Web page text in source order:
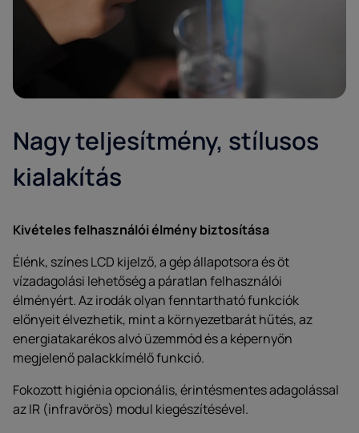
Nagy teljesítmény, stílusos
kialakítás
Kivételes felhasználói élmény biztosítása
Élénk, színes LCD kijelző, a gép állapotsora és öt
vízadagolási lehetőség a páratlan felhasználói
élményért. Az irodák olyan fenntartható funkciók
előnyeit élvezhetik, mint a környezetbarát hűtés, az
energiatakarékos alvó üzemmód és a képernyőn
megjelenő palackkímélő funkció.
Fokozott higiénia opcionális, érintésmentes adagolással
az IR (infravörös) modul kiegészítésével.